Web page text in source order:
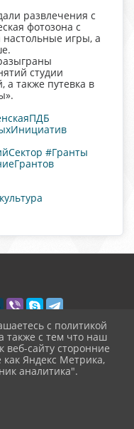
развлечения с
фотозона с
игры, а
студии
а также путевка в
#Гранты
с политикой
также с тем что наш
веб-сайту сторонние
Яндекс Метрика,
аналитика".